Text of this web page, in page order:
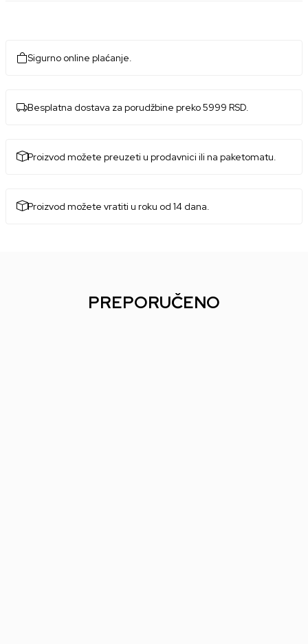
Sigurno online plaćanje.
Besplatna dostava za porudžbine preko 5999 RSD.
Proizvod možete preuzeti u prodavnici ili na paketomatu.
Proizvod možete vratiti u roku od 14 dana.
PREPORUČENO